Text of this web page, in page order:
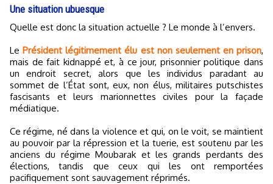
Une situation ubuesque
Quelle est donc la situation actuelle ? Le monde à l’envers.
LePrésident légitimement élu est non seulement en prison,
mais de fait kidnappé et, à ce jour, prisonnier politique dans
un endroit secret, alors que les individus paradant au
sommet de l’État sont, eux, non élus, militaires putschistes
fascisants et leurs marionnettes civiles pour la façade
médiatique.
Ce régime, né dans la violence et qui, on le voit, se maintient
au pouvoir par la répression et la tuerie, est soutenu par les
anciens du régime Moubarak et les grands perdants des
élections, tandis que ceux qui les ont remportées
pacifiquement sont sauvagement réprimés.